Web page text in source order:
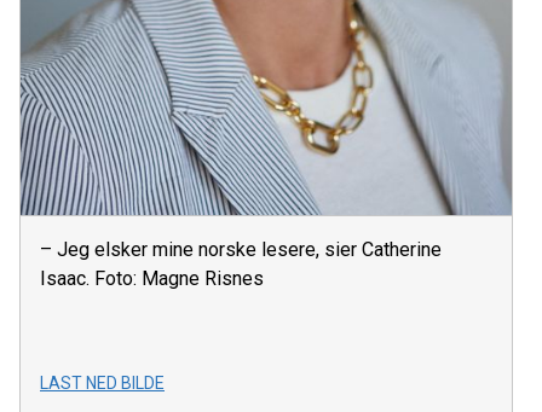
– Jeg elsker mine norske lesere, sier Catherine
Isaac. Foto: Magne Risnes
LAST NED BILDE